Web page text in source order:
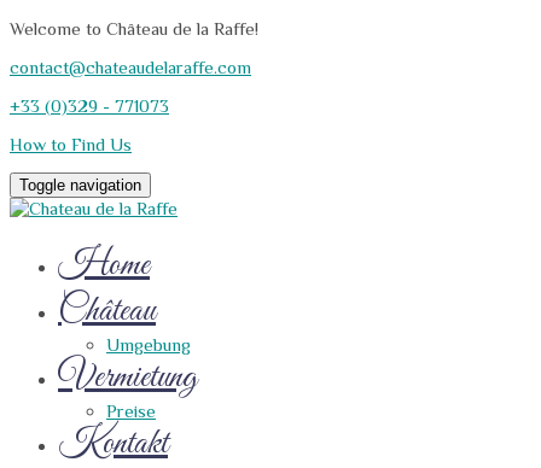
Welcome to Château de la Raffe!
contact@chateaudelaraffe.com
+33 (0)329 - 771073
How to Find Us
Toggle navigation
Home
Château
Umgebung
Vermietung
Preise
Kontakt